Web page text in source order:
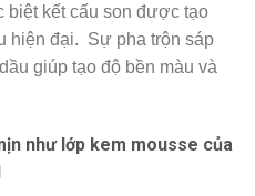
biệt kết cấu son được tạo
hiện đại. Sự pha trộn sáp
giúp tạo độ bền màu và
như lớp kem mousse của